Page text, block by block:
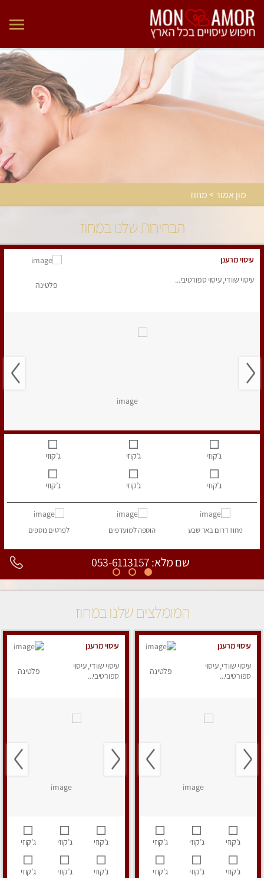
מון אמור > מחוז
הבחירות שלנו במחוז
עיסוי מרענן
עיסוי שוודי, עיסוי ספורטיבי...
פלטינה
ג’קוזי ג’קוזי ג’קוזי
ג’קוזי ג’קוזי ג’קוזי
מחוז דרוםבאר שבע הוספהלמועדפים לפרטים נוספים
שם מלא: 053-6113157
המומלצים שלנו במחוז
עיסוי מרענן
עיסוי שוודי, עיסוי
ספורטיבי...
פלטינה
ג’קוזי ג’קוזי ג’קוזי
ג’קוזי ג’קוזי ג’קוזי
עיסוי מרענן
עיסוי שוודי, עיסוי
ספורטיבי...
פלטינה
ג’קוזי ג’קוזי ג’קוזי
ג’קוזי ג’קוזי ג’קוזי